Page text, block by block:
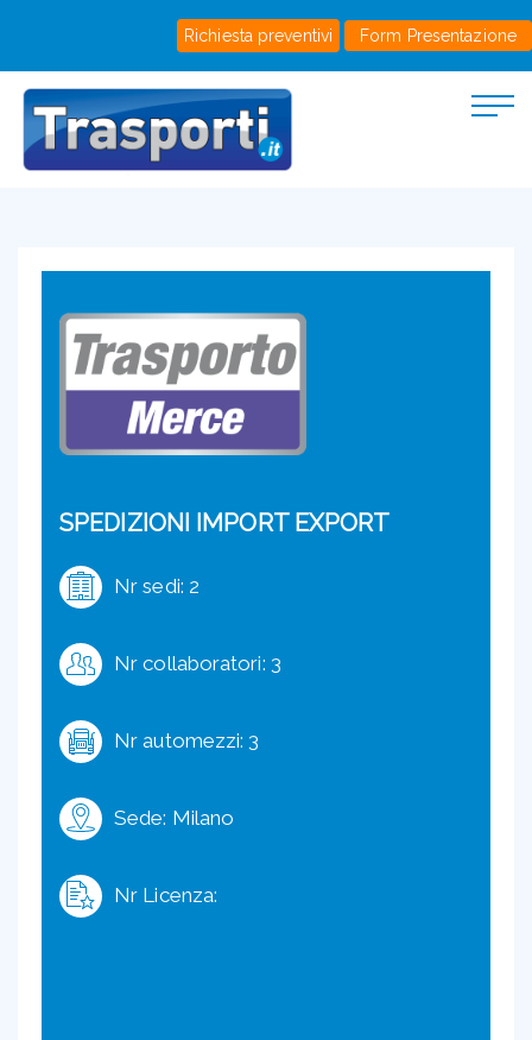
Richiesta preventivi Form Presentazione
SPEDIZIONI IMPORT EXPORT
Nr sedi: 2
Nr collaboratori: 3
Nr automezzi: 3
Sede: Milano
Nr Licenza: